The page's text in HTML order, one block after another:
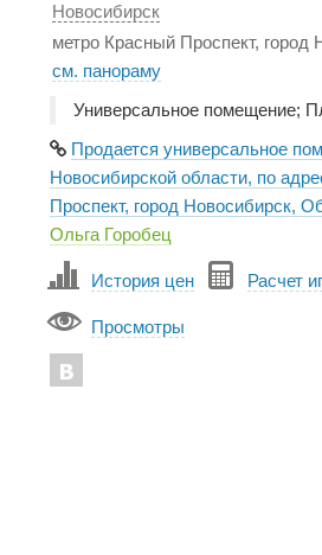
Новосибирск
метро Красный Проспект, город
см. панораму
Универсальное помещение;
Продается универсальное
Новосибирской области, по
Проспект, город Новосибирск,
Ольга Горобец
История цен Расчет
Просмотры